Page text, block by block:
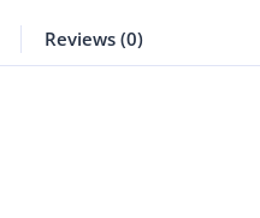
Reviews (0)